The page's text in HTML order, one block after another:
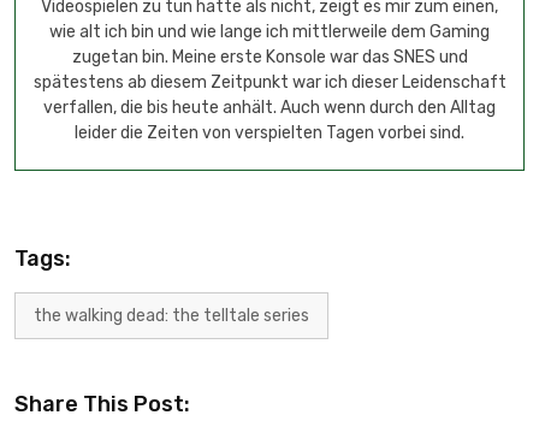
Videospielen zu tun hatte als nicht, zeigt es mir zum einen,
wie alt ich bin und wie lange ich mittlerweile dem Gaming
zugetan bin. Meine erste Konsole war das SNES und
spätestens ab diesem Zeitpunkt war ich dieser Leidenschaft
verfallen, die bis heute anhält. Auch wenn durch den Alltag
leider die Zeiten von verspielten Tagen vorbei sind.
Tags:
the walking dead: the telltale series
Share This Post: